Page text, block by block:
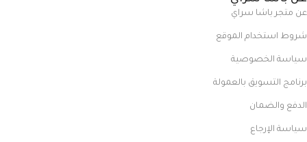
عن متجر باشا سراي
شروط استخدام الموقع
سياسة الخصوصية
برنامج التسويق بالعمولة
الدفع والضمان
سياسة الإرجاع